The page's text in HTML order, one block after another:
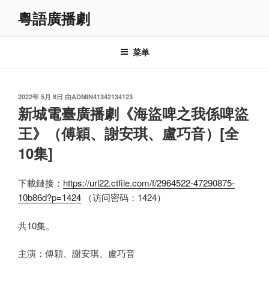
粵語廣播劇
菜单
发
布
于
2022年 5月 8日 由ADMIN41342134123
新城電臺廣播劇《海盜啤之我係啤盜
王》（傅穎、謝安琪、盧巧音）[全
10集]
下載鏈接： https://url22.ctfile.com/f/2964522-47290875-
10b86d?p=1424 （访问密码：1424）
共10集。
主演：傅穎、謝安琪、盧巧音